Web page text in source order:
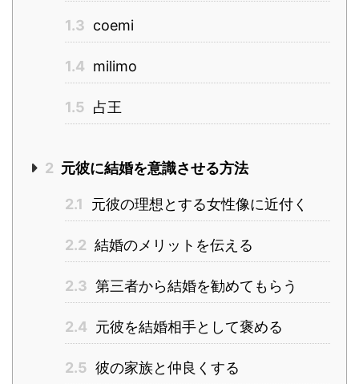
1.3 coemi
1.4 milimo
1.5 占王
2 元彼に結婚を意識させる方法
2.1 元彼の理想とする女性像に近付く
2.2 結婚のメリットを伝える
2.3 第三者から結婚を勧めてもらう
2.4 元彼を結婚相手として褒める
2.5 彼の家族と仲良くする